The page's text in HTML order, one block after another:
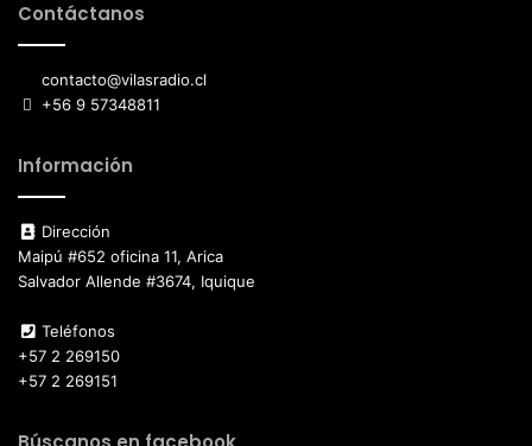
Contáctanos
contacto@vilasradio.cl
+56 9 57348811
Información
Dirección
Maipú #652 oficina 11, Arica
Salvador Allende #3674, Iquique
Teléfonos
+57 2 269150
+57 2 269151